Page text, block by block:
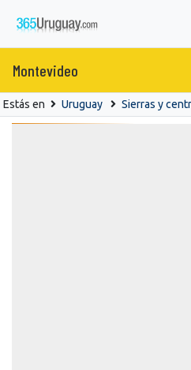
Montevideo
Estás en Uruguay Sierras y